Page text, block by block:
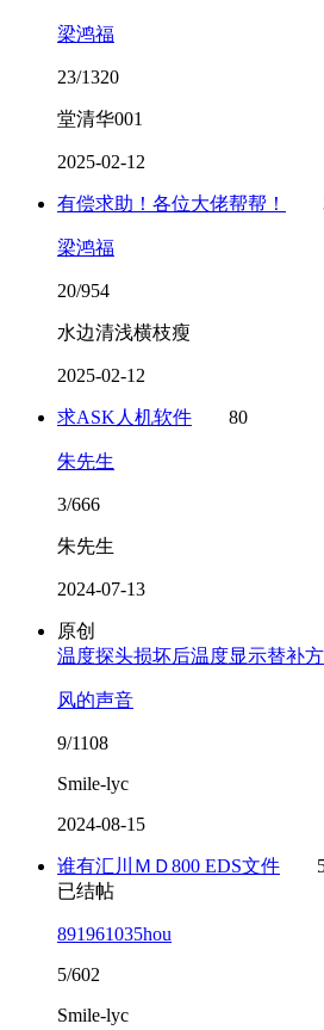
梁鸿福
23/1320
堂清华001
2025-02-12
有偿求助！各位大佬帮帮！
梁鸿福
20/954
水边清浅横枝瘦
2025-02-12
求ASK人机软件 80
朱先生
3/666
朱先生
2024-07-13
原创
温度探头损坏后温度显示替补
风的声音
9/1108
Smile-lyc
2024-08-15
谁有汇川ＭＤ800 EDS文件
已结帖
891961035hou
5/602
Smile-lyc